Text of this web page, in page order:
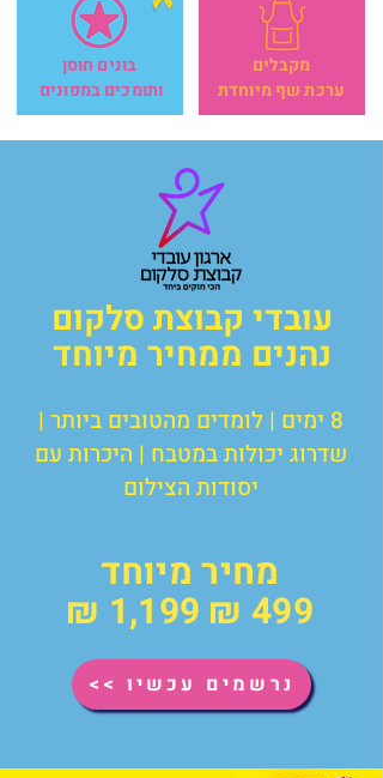
בונים חוסן
ותומכים במפונים
מקבלים
ערכת שף מיוחדת
עובדי קבוצת סלקום
נהנים ממחיר מיוחד
8 ימים | לומדים מהטובים ביותר |
שדרוג יכולות במטבח | היכרות עם
יסודות הצילום
מחיר מיוחד
499 ₪
נרשמים עכשיו >>